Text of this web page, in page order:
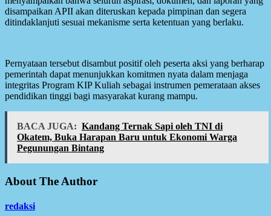
disampaikan APII akan diteruskan kepada pimpinan dan segera
ditindaklanjuti sesuai mekanisme serta ketentuan yang berlaku.
Pernyataan tersebut disambut positif oleh peserta aksi yang berharap
pemerintah dapat menunjukkan komitmen nyata dalam menjaga
integritas Program KIP Kuliah sebagai instrumen pemerataan akses
pendidikan tinggi bagi masyarakat kurang mampu.
BACA JUGA: Kandang Ternak Sapi oleh TNI di
Okatem, Buka Harapan Baru untuk Ekonomi Warga
Pegunungan Bintang
About The Author
redaksi